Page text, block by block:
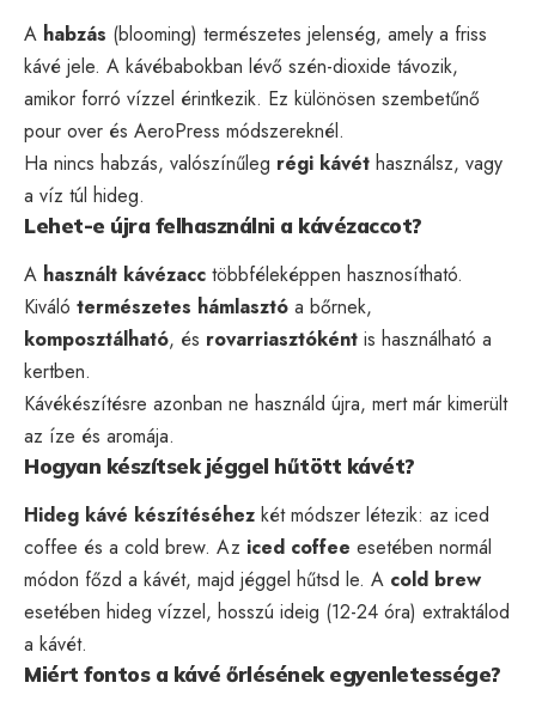
A habzás (blooming) természetes jelenség, amely a friss
kávé jele. A kávébabokban lévő szén-dioxide távozik,
amikor forró vízzel érintkezik. Ez különösen szembetűnő
pour over és AeroPress módszereknél.
Ha nincs habzás, valószínűleg régi kávét használsz, vagy
a víz túl hideg.
Lehet-e újra felhasználni a kávézaccot?
A használt kávézacc többféleképpen hasznosítható.
Kiváló természetes hámlasztó a bőrnek,
komposztálható, és rovarriasztóként is használható a
kertben.
Kávékészítésre azonban ne használd újra, mert már kimerült
az íze és aromája.
Hogyan készítsek jéggel hűtött kávét?
Hideg kávé készítéséhez két módszer létezik: az iced
coffee és a cold brew. Az iced coffee esetében normál
módon főzd a kávét, majd jéggel hűtsd le. A cold brew
esetében hideg vízzel, hosszú ideig (12-24 óra) extraktálod
a kávét.
Miért fontos a kávé őrlésének egyenletessége?